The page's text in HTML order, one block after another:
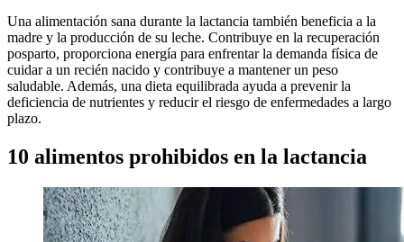
Una alimentación sana durante la lactancia también beneficia a la
madre y la producción de su leche. Contribuye en la recuperación
posparto, proporciona energía para enfrentar la demanda física de
cuidar a un recién nacido y contribuye a mantener un peso
saludable. Además, una dieta equilibrada ayuda a prevenir la
deficiencia de nutrientes y reducir el riesgo de enfermedades a largo
plazo.
10 alimentos prohibidos en la lactancia